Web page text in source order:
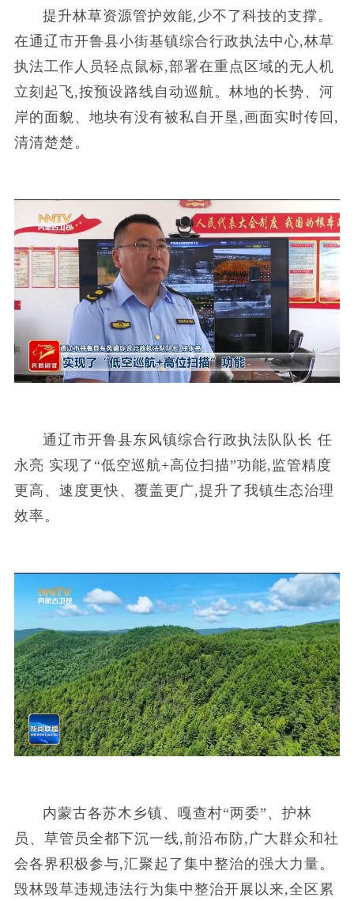
提升林草资源管护效能,少不了科技的支撑。
在通辽市开鲁县小街基镇综合行政执法中心,林草
执法工作人员轻点鼠标,部署在重点区域的无人机
立刻起飞,按预设路线自动巡航。林地的长势、河
岸的面貌、地块有没有被私自开垦,画面实时传回,
清清楚楚。
通辽市开鲁县东风镇综合行政执法队队长 任
永亮 实现了“低空巡航+高位扫描”功能,监管精度
更高、速度更快、覆盖更广,提升了我镇生态治理
效率。
内蒙古各苏木乡镇、嘎查村“两委”、护林
员、草管员全都下沉一线,前沿布防,广大群众和社
会各界积极参与,汇聚起了集中整治的强大力量。
毁林毁草违规违法行为集中整治开展以来,全区累